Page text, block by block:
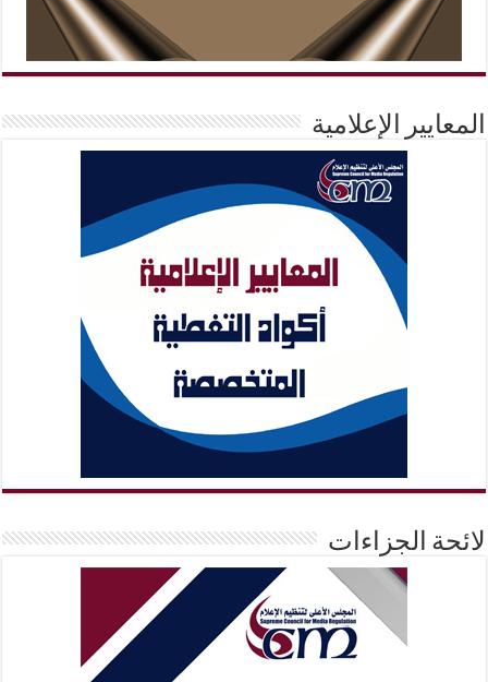
المعايير الإعلامية
لائحة الجزاءات